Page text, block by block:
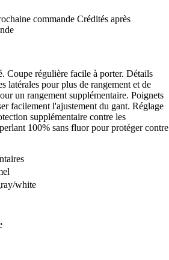
commande Crédités après
Coupe régulière facile à porter. Détails
latérales pour plus de rangement et de
un rangement supplémentaire. Poignets
facilement l'ajustement du gant. Réglage
supplémentaire contre les
100% sans fluor pour protéger contre
white